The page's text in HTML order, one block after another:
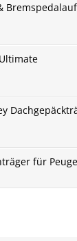
für